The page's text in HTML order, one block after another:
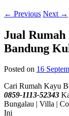
← Previous Next →
Jual Rumah
Bandung
Posted on 16
Cari Rumah Kayu
0859-1113-52343
Bungalau | Villa |
Ini